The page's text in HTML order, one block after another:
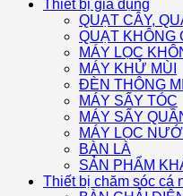
Thiết bị gia dụng
QUẠT CÂY,
QUẠT KHÔNG
MÁY LỌC
MÁY KHỬ MÙI
ĐÈN THÔNG
MÁY SẤY TÓC
MÁY SẤY
MÁY LỌC
BÀN LÀ
SẢN PHẨM
Thiết bị chăm sóc cá